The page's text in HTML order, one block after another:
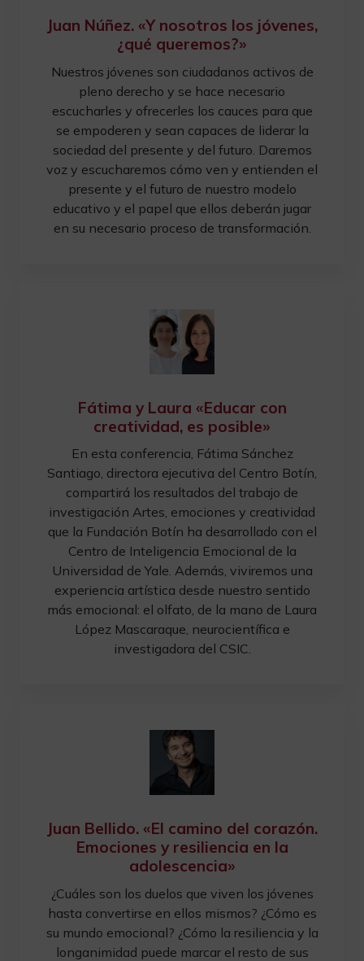
Juan Núñez. «Y nosotros los jóvenes,
¿qué queremos?»
Nuestros jóvenes son ciudadanos activos de
pleno derecho y se hace necesario
escucharles y ofrecerles los cauces para que
se empoderen y sean capaces de liderar la
sociedad del presente y del futuro. Daremos
voz y escucharemos cómo ven y entienden el
presente y el futuro de nuestro modelo
educativo y el papel que ellos deberán jugar
en su necesario proceso de transformación.
Fátima y Laura «Educar con
creatividad, es posible»
En esta conferencia, Fátima Sánchez
Santiago, directora ejecutiva del Centro Botín,
compartirá los resultados del trabajo de
investigación Artes, emociones y creatividad
que la Fundación Botín ha desarrollado con el
Centro de Inteligencia Emocional de la
Universidad de Yale. Además, viviremos una
experiencia artística desde nuestro sentido
más emocional: el olfato, de la mano de Laura
López Mascaraque, neurocientífica e
investigadora del CSIC.
Juan Bellido. «El camino del corazón.
Emociones y resiliencia en la
adolescencia»
¿Cuáles son los duelos que viven los jóvenes
hasta convertirse en ellos mismos? ¿Cómo es
su mundo emocional? ¿Cómo la resiliencia y la
longanimidad puede marcar el resto de sus